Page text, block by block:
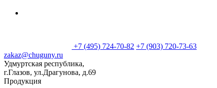
+7 (495) 724-70-82 +7 (903) 720-73-63
zakaz@chuguny.ru
Удмуртская республика,
г.Глазов, ул.Драгунова, д.69
Продукция